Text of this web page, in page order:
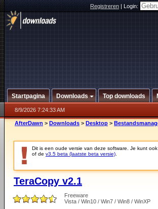
Registreren|Login:
Startpagina Downloads Top downloads
8/9/2026 7:24:33 AM
AfterDawn > Downloads > Desktop >
Dit is een oude versie van deze software. Je kunt
of de v3.5 beta (laatste beta versie)
TeraCopy v2.1
Freeware
Vista / Win10 / Win7 / Win8 / WinXP